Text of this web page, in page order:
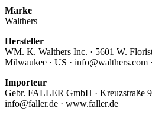
Marke
Walthers
Hersteller
WM. K. Walthers Inc. · 5601 W.
Milwaukee · US · info@walthers.com
Importeur
Gebr. FALLER GmbH · Kreuzstraße 9
info@faller.de · www.faller.de